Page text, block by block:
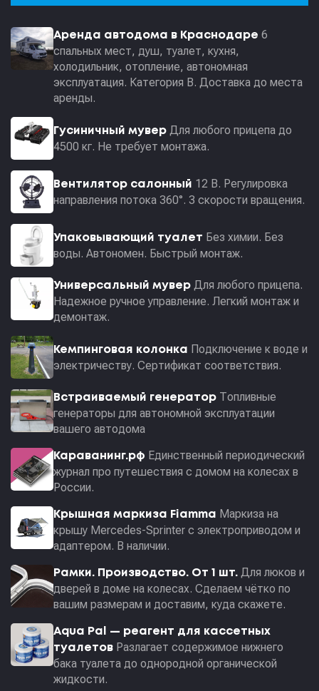
Аренда автодома в Краснодаре 6
спальных мест, душ, туалет, кухня,
холодильник, отопление, автономная
эксплуатация. Категория В. Доставка до места
аренды.
Гусиничный мувер Для любого прицепа до
4500 кг. Не требует монтажа.
Вентилятор салонный 12 В. Регулировка
направления потока 360°. 3 скорости вращения.
Упаковывающий туалет Без химии. Без
воды. Автономен. Быстрый монтаж.
Универсальный мувер Для любого прицепа.
Надежное ручное управление. Легкий монтаж и
демонтаж.
Кемпинговая колонка Подключение к воде и
электричеству. Сертификат соответствия.
Встраиваемый генератор Топливные
генераторы для автономной эксплуатации
вашего автодома
Караванинг.рф Единственный периодический
журнал про путешествия с домом на колесах в
России.
Крышная маркиза Fiamma Маркиза на
крышу Mercedes-Sprinter с электроприводом и
адаптером. В наличии.
Рамки. Производство. От 1 шт. Для люков и
дверей в доме на колесах. Сделаем чётко по
вашим размерам и доставим, куда скажете.
Aqua Pal — pеагент для кассетных
туалетов Разлагает содержимое нижнего
бака туалета до однородной органической
жидкости.